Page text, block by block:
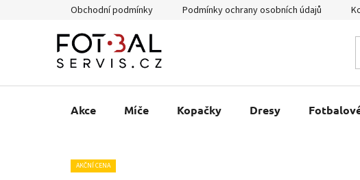
Obchodní podmínky Podmínky ochrany osobních údajů
Akce Míče Kopačky Dresy
AKČNÍ CENA